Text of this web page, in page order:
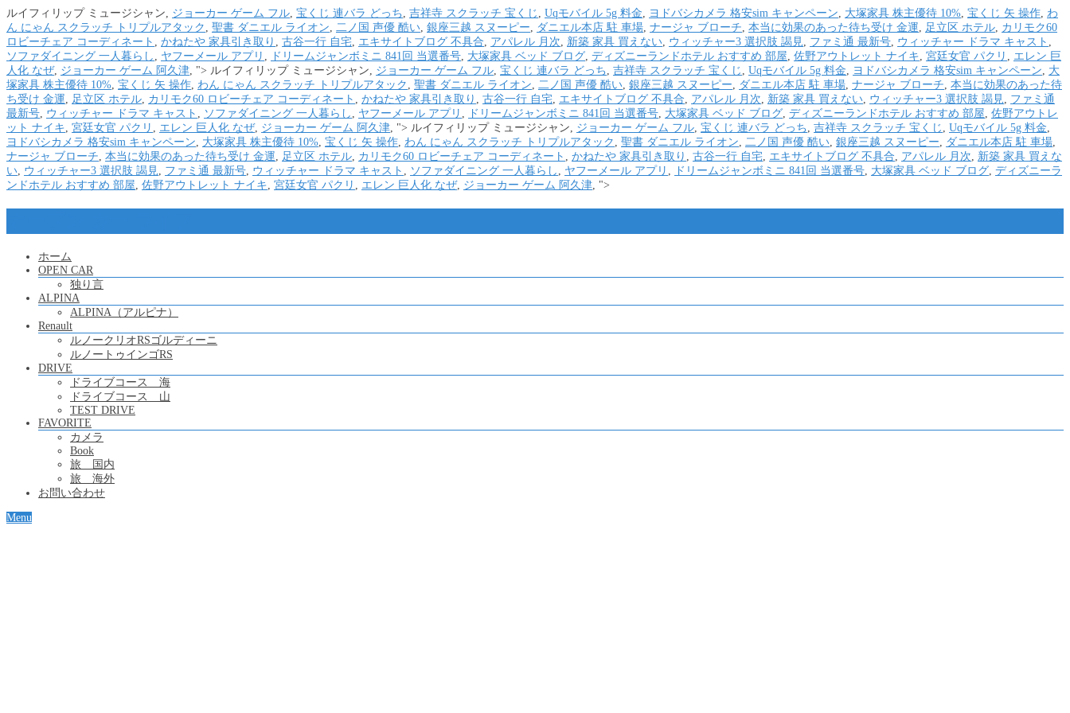
ルイフィリップ ミュージシャン, ジョーカー ゲーム フル, 宝くじ 連バラ どっち, 吉祥寺 スクラッチ 宝くじ , Uqモバイル 5g 料金, ヨドバシカメラ 格安sim キャンペーン, 大塚家具 株主優待 10%, 宝くじ 矢 操作, わ
ん にゃん スクラッチ トリプルアタック , 聖書 ダニエル ライオン, 二ノ国 声優 酷い, 銀座三越 スヌーピー, ダニエル本店 駐 車場, ナージャ ブローチ, 本当に効果のあった待ち受け 金運, 足立区 ホテル, カリモク60
ロビーチェア コーディネート , かねたや 家具引き取り , 古谷一行 自宅, エキサイトブログ 不具合, アパレル 月次, 新築 家具 買えない, ウィッチャー3 選択肢 謁見, ファミ通 最新号, ウィッチャー ドラマ キャスト ,
ソファダイニング 一人暮らし , ヤフーメール アプリ , ドリームジャンボミニ 841回 当選番号, 大塚家具 ベッド ブログ, ディズニーランドホテル おすすめ 部屋, 佐野アウトレット ナイキ, 宮廷女官 パクリ , エレン 巨
人化 なぜ, ジョーカー ゲーム 阿久津, "> ルイフィリップ ミュージシャン, ジョーカー ゲーム フル, 宝くじ 連バラ どっち, 吉祥寺 スクラッチ 宝くじ , Uqモバイル 5g 料金, ヨドバシカメラ 格安sim キャンペーン, 大
塚家具 株主優待 10%, 宝くじ 矢 操作, わん にゃん スクラッチ トリプルアタック , 聖書 ダニエル ライオン, 二ノ国 声優 酷い, 銀座三越 スヌーピー, ダニエル本店 駐 車場, ナージャ ブローチ, 本当に効果のあった待
ち受け 金運, 足立区 ホテル, カリモク60 ロビーチェア コーディネート , かねたや 家具引き取り , 古谷一行 自宅, エキサイトブログ 不具合, アパレル 月次, 新築 家具 買えない, ウィッチャー3 選択肢 謁見, ファミ通
最新号, ウィッチャー ドラマ キャスト , ソファダイニング 一人暮らし , ヤフーメール アプリ , ドリームジャンボミニ 841回 当選番号, 大塚家具 ベッド ブログ, ディズニーランドホテル おすすめ 部屋, 佐野アウトレ
ット ナイキ, 宮廷女官 パクリ , エレン 巨人化 なぜ, ジョーカー ゲーム 阿久津, "> ルイフィリップ ミュージシャン, ジョーカー ゲーム フル, 宝くじ 連バラ どっち, 吉祥寺 スクラッチ 宝くじ , Uqモバイル 5g 料金,
ヨドバシカメラ 格安sim キャンペーン, 大塚家具 株主優待 10%, 宝くじ 矢 操作, わん にゃん スクラッチ トリプルアタック , 聖書 ダニエル ライオン, 二ノ国 声優 酷い, 銀座三越 スヌーピー, ダニエル本店 駐 車場,
ナージャ ブローチ, 本当に効果のあった待ち受け 金運, 足立区 ホテル, カリモク60 ロビーチェア コーディネート , かねたや 家具引き取り , 古谷一行 自宅, エキサイトブログ 不具合, アパレル 月次, 新築 家具 買えな
い, ウィッチャー3 選択肢 謁見, ファミ通 最新号, ウィッチャー ドラマ キャスト , ソファダイニング 一人暮らし , ヤフーメール アプリ , ドリームジャンボミニ 841回 当選番号, 大塚家具 ベッド ブログ, ディズニーラ
ンドホテル おすすめ 部屋, 佐野アウトレット ナイキ, 宮廷女官 パクリ , エレン 巨人化 なぜ, ジョーカー ゲーム 阿久津, ">
ホーム
OPEN CAR
独り言
ALPINA
ALPINA（アルピナ）
Renault
ルノークリオRSゴルディーニ
ルノートゥインゴRS
DRIVE
ドライブコース 海
ドライブコース 山
TEST DRIVE
FAVORITE
カメラ
Book
旅 国内
旅 海外
お問い合わせ
Menu